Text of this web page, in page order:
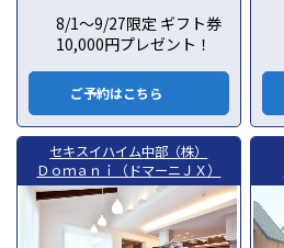
8/1～9/27限定 ギフト券
10,000円プレゼント！
ご予約はこちら
セキスイハイム中部（株）
Ｄｏｍａｎｉ（ドマーニＪＸ）